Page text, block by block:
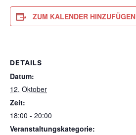
ZUM KALENDER HINZUFÜGEN
DETAILS
Datum:
12. Oktober
Zeit:
18:00 - 20:00
Veranstaltungskategorie: